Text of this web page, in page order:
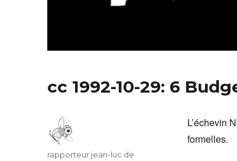
cc 1992-10-29: 6
L’échevin
formelles.
Auteur
rapporteur jean-luc de